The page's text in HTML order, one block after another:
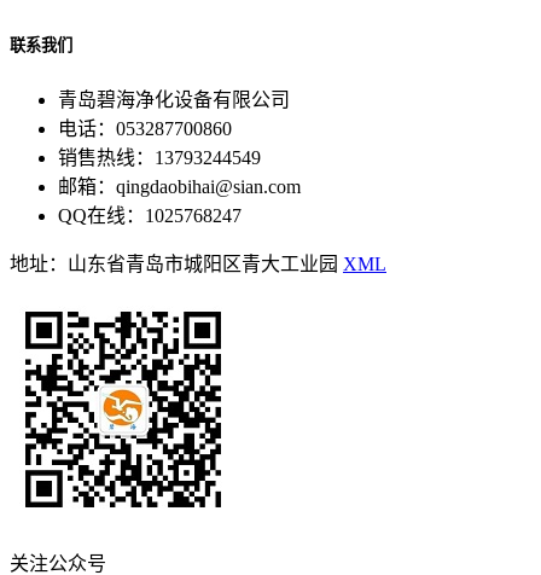
联系我们
青岛碧海净化设备有限公司
电话：053287700860
销售热线：13793244549
邮箱：qingdaobihai@sian.com
QQ在线：1025768247
地址：山东省青岛市城阳区青大工业园 XML
关注公众号